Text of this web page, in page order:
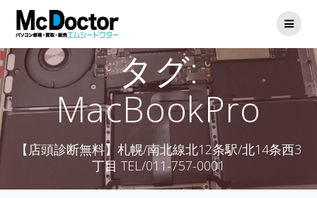
タグ:
MacBookPro
【店頭診断無料】札幌/南北線北12条駅/北14条西3
丁目 TEL/011-757-0001